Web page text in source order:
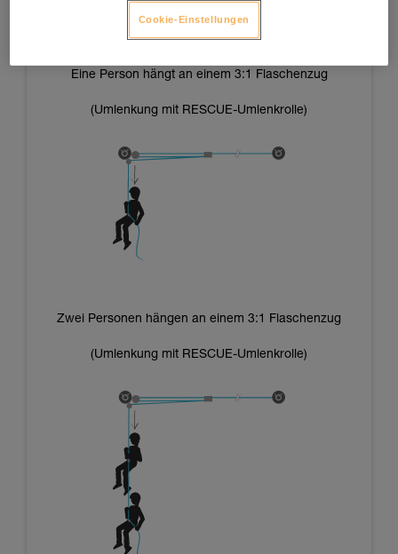
Eine Person hängt an einem 3:1 Flaschenzug
(Umlenkung mit RESCUE-Umlenkrolle)
Zwei Personen hängen an einem 3:1 Flaschenzug
(Umlenkung mit RESCUE-Umlenkrolle)
Cookie-Einstellungen